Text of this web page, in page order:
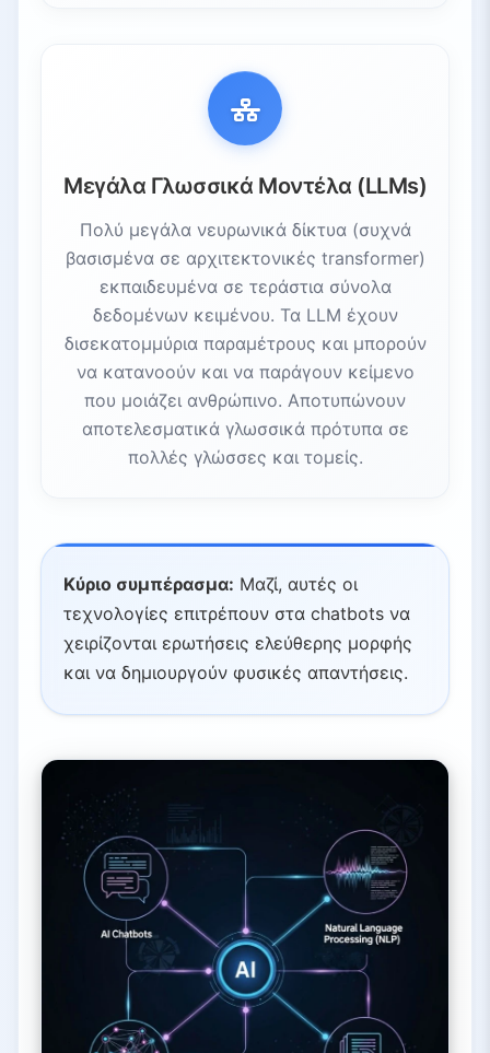
Μεγάλα Γλωσσικά Μοντέλα (LLMs)
Πολύ μεγάλα νευρωνικά δίκτυα (συχνά
βασισμένα σε αρχιτεκτονικές transformer)
εκπαιδευμένα σε τεράστια σύνολα
δεδομένων κειμένου. Τα LLM έχουν
δισεκατομμύρια παραμέτρους και μπορούν
να κατανοούν και να παράγουν κείμενο
που μοιάζει ανθρώπινο. Αποτυπώνουν
αποτελεσματικά γλωσσικά πρότυπα σε
πολλές γλώσσες και τομείς.
Κύριο συμπέρασμα: Μαζί, αυτές οι
τεχνολογίες επιτρέπουν στα chatbots να
χειρίζονται ερωτήσεις ελεύθερης μορφής
και να δημιουργούν φυσικές απαντήσεις.